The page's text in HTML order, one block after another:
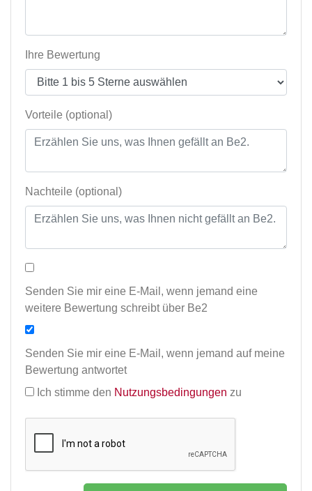
Ihre Bewertung
Vorteile (optional)
Nachteile (optional)
Senden Sie mir eine E-Mail, wenn jemand eine
weitere Bewertung schreibt über Be2
Senden Sie mir eine E-Mail, wenn jemand auf meine
Bewertung antwortet
Ich stimme den Nutzungsbedingungen zu